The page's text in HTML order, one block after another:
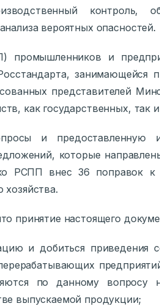
контроль,
вероятных опасностей.
промышленников и
занимающейся
представителей
как государственных, так
и предоставленную
которые
РСПП внес 36 поправок к
хозяйства.
принятие настоящего
добиться приведения
по данному вопросу
выпускаемой продукции;